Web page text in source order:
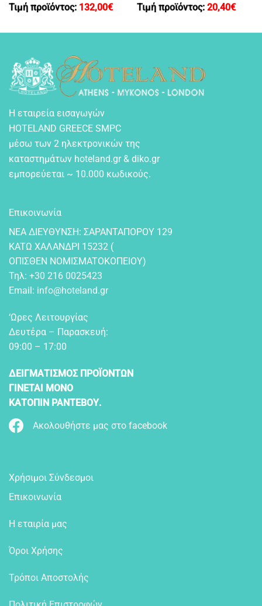
Τιμή προϊόντος: 132,00€
Τιμή προϊόντος: 20,40€
Η εταιρεία εισαγωγών
HOTELAND GREECE SMPC
μέσω των 2 ηλεκτρονικών της
καταστημάτων hoteland.gr & diko.gr
εμπορεύεται ~ 10.000 κωδικούς.
Επικοινωνία
NEA ΔIEYΘYNΣH: ΣAPANTAΠOPOY 129
KATΩ XAΛANΔPI 15232 (
OΠIΣΘEN NOMIΣMATOKOΠEIOY)
Τηλ: +30 216 0025423
Email: info@hoteland.gr
‘Ωρες Λειτουργίας
Δευτέρα – Παρασκευή:
09:00 – 17:00
ΔΕΙΓΜΑΤΙΣΜΟΣ ΠΡΟΪΟΝΤΩΝ
ΓΙΝΕΤΑΙ ΜΟΝΟ
ΚΑΤΟΠΙΝ ΡΑΝΤΕΒΟΥ.
Ακολουθήστε μας στο facebook
Χρήσιμοι Σύνδεσμοι
Επικοινωνία
Η εταιρία μας
Όροι Χρήσης
Τρόποι Αποστολής